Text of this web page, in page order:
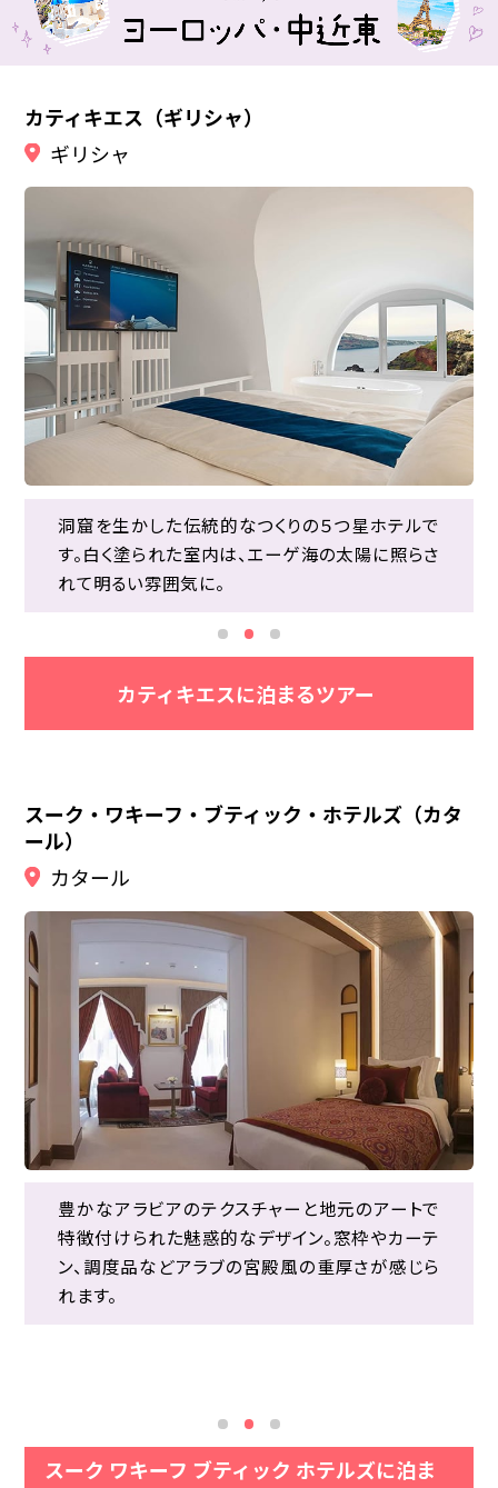
カティキエス（ギリシャ）
ギリシャ
洞窟を生かした伝統的なつくりの５つ星ホテルで
す。白く塗られた室内は、エーゲ海の太陽に照らさ
れて明るい雰囲気に。
エーゲ海に囲まれたサントリーニ島。美しい「青」
と「白」のコントラストが魅力的で、世界中のカップ
ルにとても人気の高い場所です。
100メートルほど下に広がるエーゲ海とつながっ
ているように見える、インフィニティプールからの
眺めは特におすすめ。
洞窟を生かした伝統的なつくりの５つ星ホテルで
す。白く塗られた室内は、エーゲ海の太陽に照らさ
れて明るい雰囲気に。
カティキエスに泊まるツアー
スーク・ワキーフ・ブティック・ホテルズ（カタ
ール）
カタール
豊かなアラビアのテクスチャーと地元のアートで
特徴付けられた魅惑的なデザイン。窓枠やカーテ
ン、調度品などアラブの宮殿風の重厚さが感じら
れます。
「Rosemary Café」。天井がピンクのバラで覆われ
ていて可愛い。ぜひ立ち寄ってみてください。
ロビーや共用部分が美しい！イスラム国家といえ
豊かなアラビアのテクスチャーと地元のアートで
特徴付けられた魅惑的なデザイン。窓枠やカーテ
ン、調度品などアラブの宮殿風の重厚さが感じら
れます。
スーク ワキーフ ブティック ホテルズに泊ま